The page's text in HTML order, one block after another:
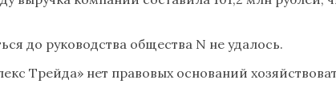
до руководства общества N не удалось.
Трейда» нет правовых оснований